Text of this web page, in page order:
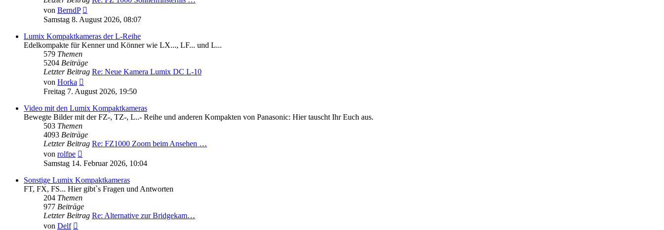
von BerndP
Beitrag
Samstag 8. August 2026, 08:07
Lumix Kompaktkameras der L-Reihe
Edelkompakte für Kenner und Könner wie LX..., LF... und L...
579 Themen
5204 Beiträge
Letzter Beitrag Re: Neue Kamera Lumix DC L-10
von Horka
Beitrag
Freitag 7. August 2026, 19:50
Video mit den Lumix Kompaktkameras
Bewegte Bilder mit der FZ-, TZ-, L..- Reihe und anderen Kompakten von Panasonic: Hier tauscht Ihr Euch aus.
503 Themen
4093 Beiträge
Letzter Beitrag Re: FZ1000 Zoom beim Ansehen …
von rolfpe
Beitrag
Samstag 14. Februar 2026, 10:04
Sonstige Lumix Kompaktkameras
FT, FX, FS... Hier gibt`s Fragen und Antworten
204 Themen
977 Beiträge
Letzter Beitrag Re: Alternative zur Bridgekam…
von Delf